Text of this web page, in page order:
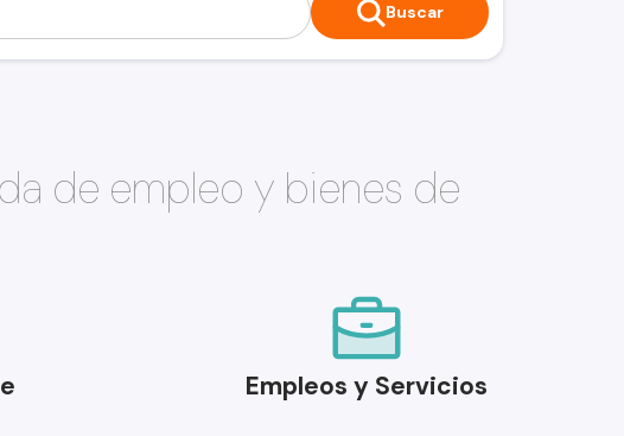
Buscar
de empleo y bienes de
Empleos y Servicios